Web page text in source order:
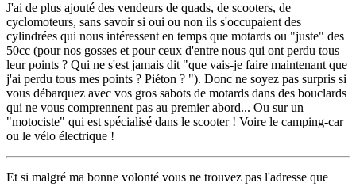
J'ai de plus ajouté des vendeurs de quads, de scooters, de
cyclomoteurs, sans savoir si oui ou non ils s'occupaient des
cylindrées qui nous intéressent en temps que motards ou "juste" des
50cc (pour nos gosses et pour ceux d'entre nous qui ont perdu tous
leur points ? Qui ne s'est jamais dit "que vais-je faire maintenant que
j'ai perdu tous mes points ? Piéton ? "). Donc ne soyez pas surpris si
vous débarquez avec vos gros sabots de motards dans des bouclards
qui ne vous comprennent pas au premier abord... Ou sur un
"motociste" qui est spécialisé dans le scooter ! Voire le camping-car
ou le vélo électrique !
Et si malgré ma bonne volonté vous ne trouvez pas l'adresse que